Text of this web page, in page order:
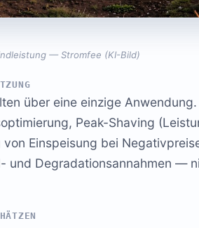
— Stromfee (KI-Bild)
über eine einzige Anwendung.
Peak-Shaving
Einspeisung bei
und Degradationsannahmen —